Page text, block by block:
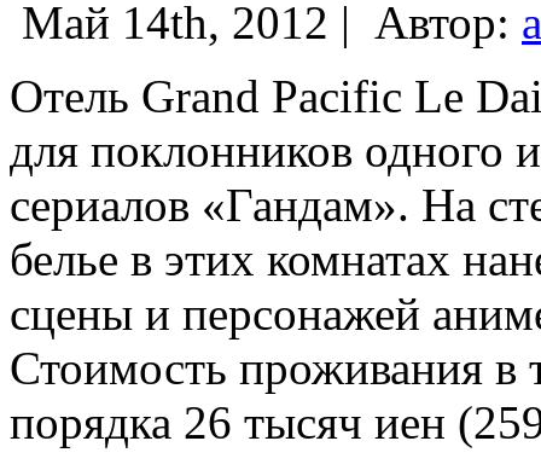
Май 14th, 2012 | Автор:
Отель Grand Pacific Le
для поклонников одного
сериалов «Гандам». На
белье в этих комнатах
сцены и персонажей
Стоимость проживания в
порядка 26 тысяч иен